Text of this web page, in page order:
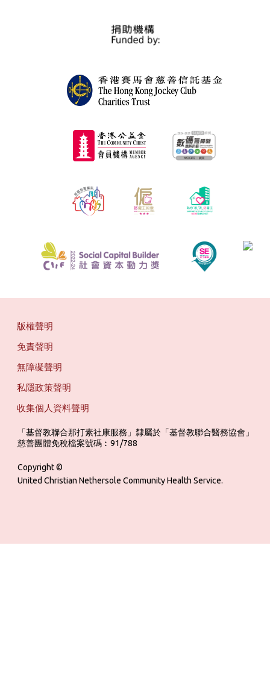
版權聲明
免責聲明
無障礙聲明
私隱政策聲明
收集個人資料聲明
「基督教聯合那打素社康服務」隸屬於「基督教聯合醫務協會」
慈善團體免稅檔案號碼︰91/788
Copyright ©
United Christian Nethersole Community Health Service.